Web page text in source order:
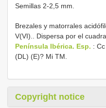
Semillas 2-2,5 mm.
Brezales y matorrales
V(VI).. Dispersa por el
Península Ibérica. Esp. :
(DL) (E)? Mi TM.
Copyright notice